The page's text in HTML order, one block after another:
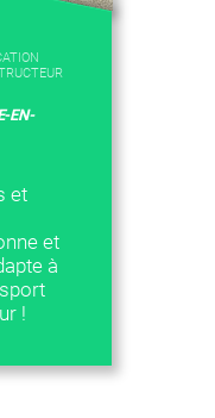
EN-
et
et
à
!